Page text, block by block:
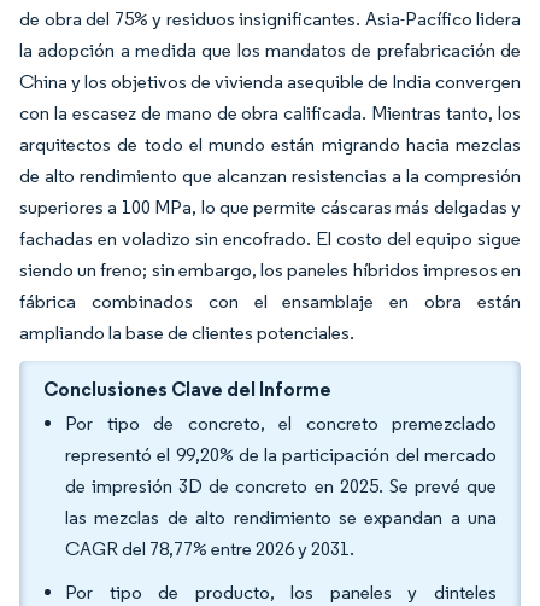
de obra del 75% y residuos insignificantes. Asia-Pacífico lidera
la adopción a medida que los mandatos de prefabricación de
China y los objetivos de vivienda asequible de India convergen
con la escasez de mano de obra calificada. Mientras tanto, los
arquitectos de todo el mundo están migrando hacia mezclas
de alto rendimiento que alcanzan resistencias a la compresión
superiores a 100 MPa, lo que permite cáscaras más delgadas y
fachadas en voladizo sin encofrado. El costo del equipo sigue
siendo un freno; sin embargo, los paneles híbridos impresos en
fábrica combinados con el ensamblaje en obra están
ampliando la base de clientes potenciales.
Conclusiones Clave del Informe
Por tipo de concreto, el concreto premezclado
representó el 99,20% de la participación del mercado
de impresión 3D de concreto en 2025. Se prevé que
las mezclas de alto rendimiento se expandan a una
CAGR del 78,77% entre 2026 y 2031.
Por tipo de producto, los paneles y dinteles